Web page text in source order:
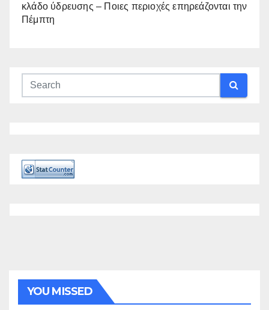
κλάδο ύδρευσης – Ποιες περιοχές επηρεάζονται την
Πέμπτη
YOU MISSED